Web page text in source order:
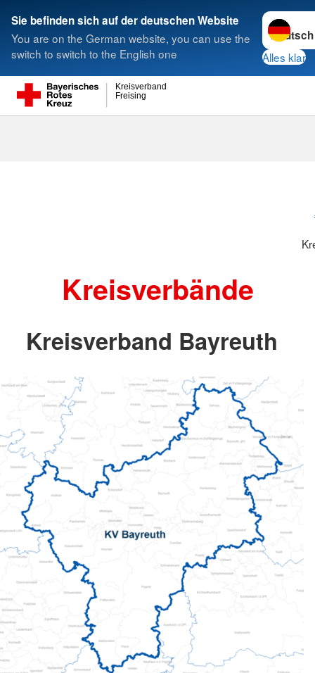
Sie befinden sich auf der deutschen Website
You are on the German website, you can use the
switch to switch to the English one
Sprache
Alles klar
Freising
Kreisverband
Suche
Kreisverbände
Kreisverband Bayreuth